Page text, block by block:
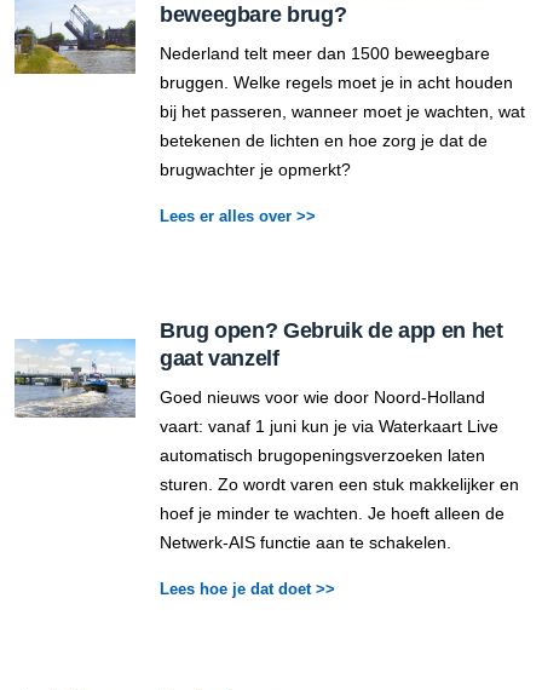
beweegbare brug?
Nederland telt meer dan 1500 beweegbare
bruggen. Welke regels moet je in acht houden
bij het passeren, wanneer moet je wachten, wat
betekenen de lichten en hoe zorg je dat de
brugwachter je opmerkt?
Lees er alles over >>
Brug open? Gebruik de app en het
gaat vanzelf
Goed nieuws voor wie door Noord-Holland
vaart: vanaf 1 juni kun je via Waterkaart Live
automatisch brugopeningsverzoeken laten
sturen. Zo wordt varen een stuk makkelijker en
hoef je minder te wachten. Je hoeft alleen de
Netwerk-AIS functie aan te schakelen.
Lees hoe je dat doet >>